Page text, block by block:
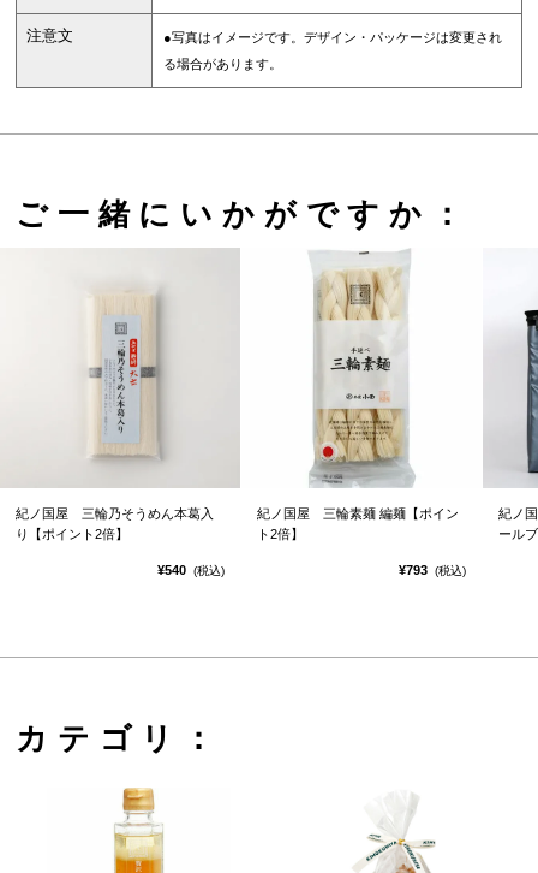
注意文
●写真はイメージです。デザイン・パッケージは変更され
る場合があります。
ご一緒にいかがですか：
紀ノ国屋 三輪乃そうめん本葛入
り【ポイント2倍】
¥540 (税込)
紀ノ国屋 三輪素麺 編麺【ポイン
ト2倍】
¥793 (税込)
紀ノ
ール
カテゴリ：